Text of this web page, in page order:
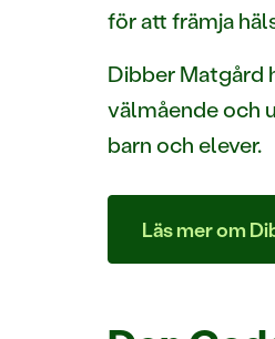
för att främja
Dibber Matgård
välmående och
barn och elever.
Läs mer om